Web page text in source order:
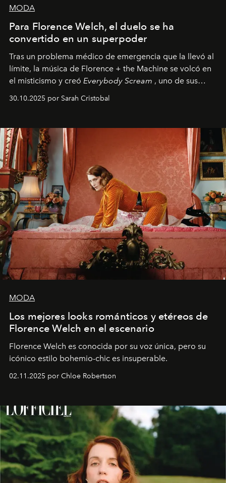
MODA
Para Florence Welch, el duelo se ha
convertido en un superpoder
Tras un problema médico de emergencia que la llevó al
límite, la música de Florence + the Machine se volcó en
el misticismo y creó Everybody Scream , uno de sus
álbumes más profundos hasta la fecha.
30.10.2025 por Sarah Cristobal
MODA
Los mejores looks románticos y etéreos de
Florence Welch en el escenario
Florence Welch es conocida por su voz única, pero su
icónico estilo bohemio-chic es insuperable.
02.11.2025 por Chloe Robertson